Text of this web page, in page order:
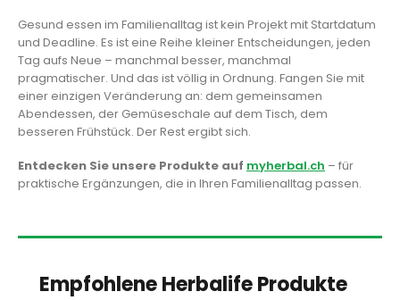
Gesund essen im Familienalltag ist kein Projekt mit Startdatum
und Deadline. Es ist eine Reihe kleiner Entscheidungen, jeden
Tag aufs Neue – manchmal besser, manchmal
pragmatischer. Und das ist völlig in Ordnung. Fangen Sie mit
einer einzigen Veränderung an: dem gemeinsamen
Abendessen, der Gemüseschale auf dem Tisch, dem
besseren Frühstück. Der Rest ergibt sich.
Entdecken Sie unsere Produkte auf myherbal.ch – für
praktische Ergänzungen, die in Ihren Familienalltag passen.
Empfohlene Herbalife Produkte